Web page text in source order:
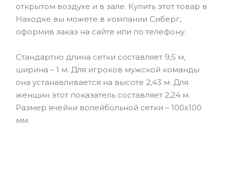
открытом воздухе и в зале. Купить этот товар в
Находке вы можете в компании Сиберг,
оформив заказ на сайте или по телефону.
Стандартно длина сетки составляет 9,5 м,
ширина – 1 м. Для игроков мужской команды
она устанавливается на высоте 2,43 м. Для
женщин этот показатель составляет 2,24 м.
Размер ячейки волейбольной сетки – 100х100
мм.